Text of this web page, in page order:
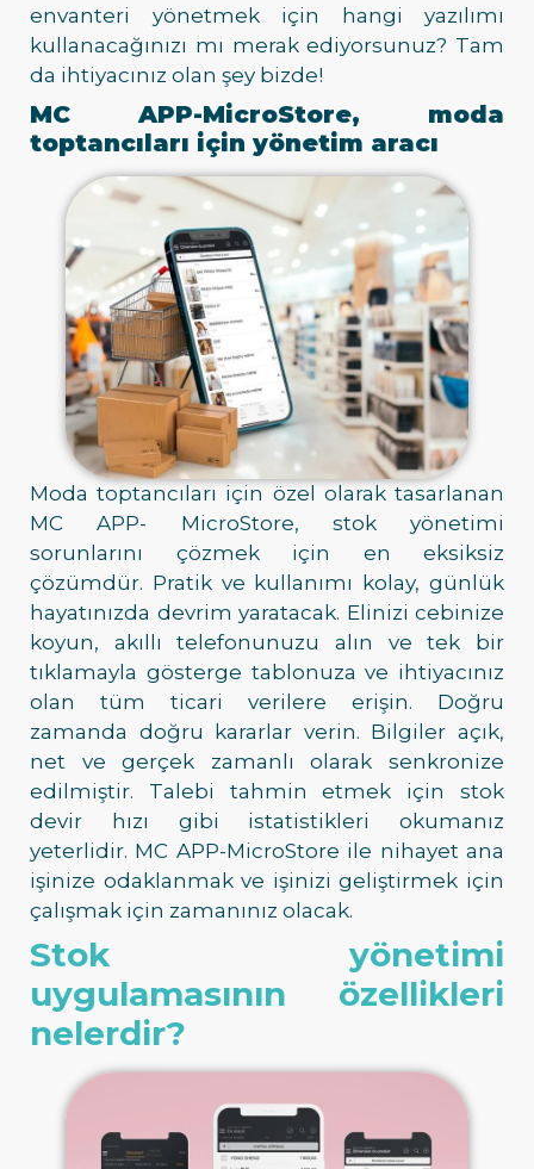
envanteri yönetmek için hangi yazılımı
kullanacağınızı mı merak ediyorsunuz? Tam
da ihtiyacınız olan şey bizde!
MC APP-MicroStore, moda
toptancıları için yönetim aracı
Moda toptancıları için özel olarak tasarlanan
MC APP- MicroStore, stok yönetimi
sorunlarını çözmek için en eksiksiz
çözümdür. Pratik ve kullanımı kolay, günlük
hayatınızda devrim yaratacak. Elinizi cebinize
koyun, akıllı telefonunuzu alın ve tek bir
tıklamayla gösterge tablonuza ve ihtiyacınız
olan tüm ticari verilere erişin. Doğru
zamanda doğru kararlar verin. Bilgiler açık,
net ve gerçek zamanlı olarak senkronize
edilmiştir. Talebi tahmin etmek için stok
devir hızı gibi istatistikleri okumanız
yeterlidir. MC APP-MicroStore ile nihayet ana
işinize odaklanmak ve işinizi geliştirmek için
çalışmak için zamanınız olacak.
Stok yönetimi
uygulamasının özellikleri
nelerdir?